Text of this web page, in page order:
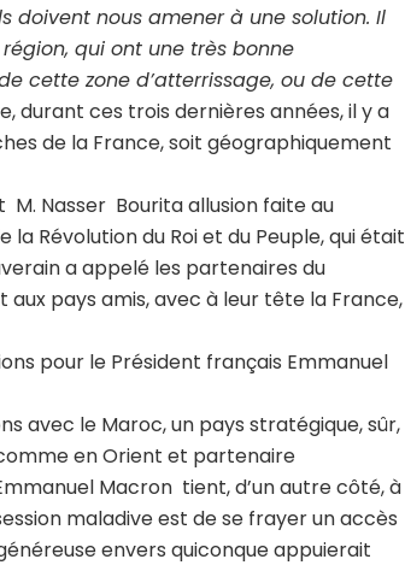
doivent nous amener à une solution. Il
qui ont une très bonne
cette zone d’atterrissage, ou de cette
durant ces trois dernières années, il y a
de la France, soit géographiquement
M. Nasser Bourita allusion faite au
la Révolution du Roi et du Peuple, qui était
a appelé les partenaires du
aux pays amis, avec à leur tête la France,
pour le Président français Emmanuel
avec le Maroc, un pays stratégique, sûr,
en Orient et partenaire
Macron tient, d’un autre côté, à
maladive est de se frayer un accès
envers quiconque appuierait